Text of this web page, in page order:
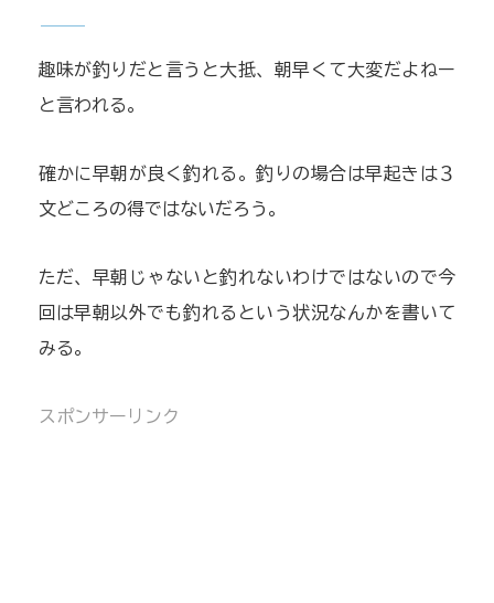
趣味が釣りだと言うと大抵、朝早くて大変だよねー
と言われる。
確かに早朝が良く釣れる。釣りの場合は早起きは３
文どころの得ではないだろう。
ただ、早朝じゃないと釣れないわけではないので今
回は早朝以外でも釣れるという状況なんかを書いて
みる。
スポンサーリンク